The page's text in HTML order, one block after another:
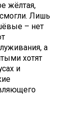
жёлтая,
Лишь
– нет
а
хотят
и